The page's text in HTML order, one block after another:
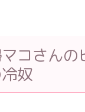
マコさん
奴